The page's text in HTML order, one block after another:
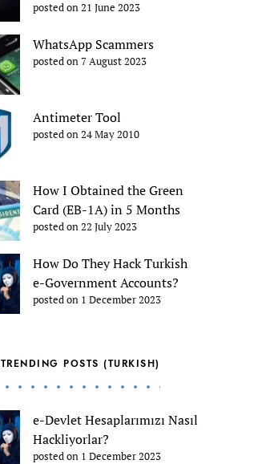
posted on 21 June 2023
WhatsApp Scammers
posted on 7 August 2023
Antimeter Tool
posted on 24 May 2010
How I Obtained the Green
Card (EB-1A) in 5 Months
posted on 22 July 2023
How Do They Hack Turkish
e-Government Accounts?
posted on 1 December 2023
TRENDING POSTS (TURKISH)
e-Devlet Hesaplarımızı Nasıl
Hackliyorlar?
posted on 1 December 2023